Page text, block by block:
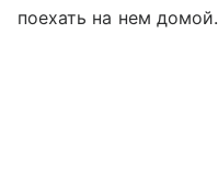
поехать на нем домой.